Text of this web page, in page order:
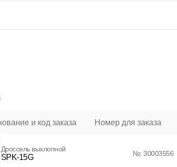
и код заказа Номер для заказа
Дроссель выхлопной
SPK-15G №: 30003556